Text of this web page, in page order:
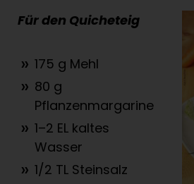
Für den Quicheteig
175 g Mehl
80 g
Pflanzenmargarine
1–2 EL kaltes
Wasser
1/2 TL Steinsalz